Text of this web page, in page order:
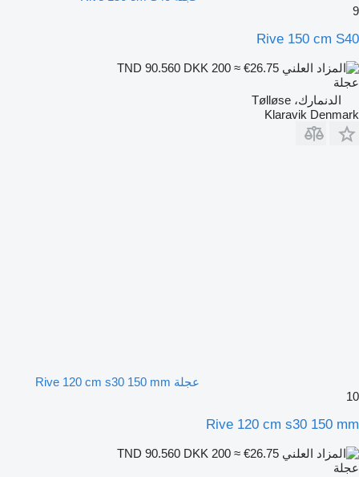
9
Rive 150 cm S40
DKK 200 ≈ €26.75
عجلة
الدنمارك، Tølløse
Klaravik Denmark
عجلة Rive 120 cm s30 150 mm
10
Rive 120 cm s30 150 mm
DKK 200 ≈ €26.75
عجلة